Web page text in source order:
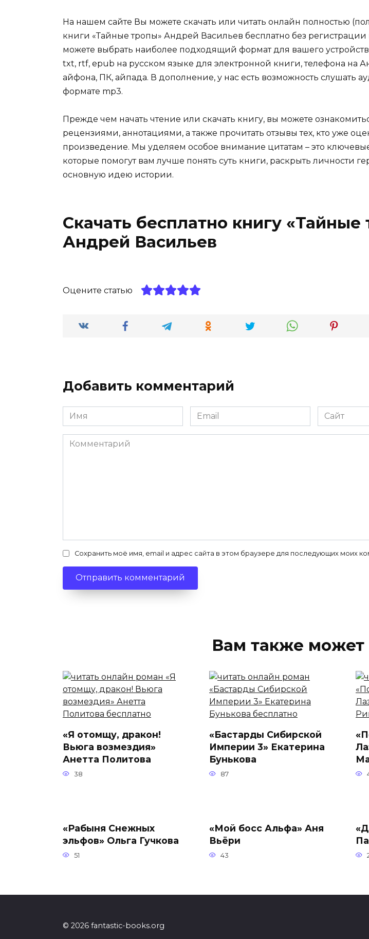
На нашем сайте Вы можете скачать или читать онлайн полностью
книги «Тайные тропы» Андрей Васильев бесплатно без регистрации
можете выбрать наиболее подходящий формат для вашего
txt, rtf, epub на русском языке для электронной книги, телефона на
айфона, ПК, айпада. В дополнение, у нас есть возможность слушать
формате mp3.
Прежде чем начать чтение или скачать книгу, вы можете
рецензиями, аннотациями, а также прочитать отзывы тех, кто уже
произведение. Мы уделяем особое внимание цитатам – это
которые помогут вам лучше понять суть книги, раскрыть личности
основную идею истории.
Скачать бесплатно книгу «Тайные
Андрей Васильев
Оцените статью
Добавить комментарий
Имя
*
Email
*
Сайт
Комментарий
Сохранить моё имя, email и адрес сайта в этом браузере для последующих моих
Вам также может
«Я отомщу, дракон!
Вьюга возмездия»
Анетта Политова
38
«Бастарды Сибирской
Империи 3» Екатерина
Бунькова
87
«Рабыня Снежных
эльфов» Ольга Гучкова
51
«Мой босс Альфа» Аня
Вьёри
43
© 2026 fantastic-books.org